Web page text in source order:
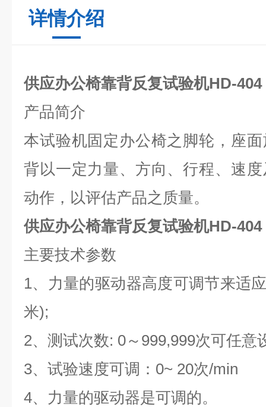
详情介绍
供应办公椅靠背反复试验机HD-404
产品简介
本试验机固定办公椅之脚轮，座
背以一定力量、方向、行程、速
动作，以评估产品之质量。
供应办公椅靠背反复试验机HD-404
主要技术参数
1、力量的驱动器高度可调节来适
米);
2、测试次数: 0～999,999次可任意
3、试验速度可调：0~ 20次/min
4、力量的驱动器是可调的。